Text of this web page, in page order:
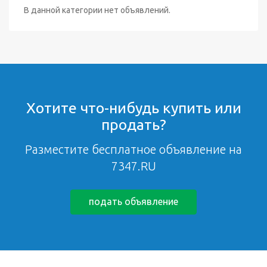
В данной категории нет объявлений.
Хотите что-нибудь купить или
продать?
Разместите бесплатное объявление на
7347.RU
подать объявление